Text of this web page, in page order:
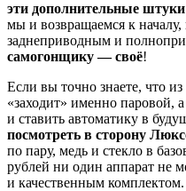
эти дополнительные
мы и возвращаемся к началу,
заднеприводным и
самогонщику — своё!
Если вы точно знаете, что
«заходит» именно паровой,
и ставить автоматику в
посмотреть в сторону
по пару, медь и стекло в
рублей ни один аппарат не
и качественным комплектом.